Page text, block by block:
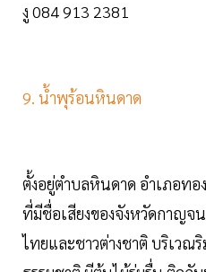
งู 084 913 2381
9. น้ำพุร้อนหินดาด
ตั้งอยู่ตำบลหินดาด อำเภอท
ที่มีชื่อเสียงของจังหวัดกาญจ
ไทยและชาวต่างชาติ บริเวณ